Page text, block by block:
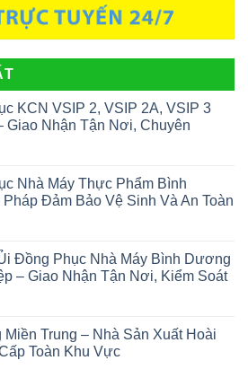
KCN VSIP 2, VSIP 2A, VSIP 3
Giao Nhận Tận Nơi, Chuyên
Nhà Máy Thực Phẩm Bình
Đảm Bảo Vệ Sinh Và An Toàn
Đồng Phục Nhà Máy Bình Dương
– Giao Nhận Tận Nơi, Kiểm Soát
Miền Trung – Nhà Sản Xuất Hoài
Toàn Khu Vực